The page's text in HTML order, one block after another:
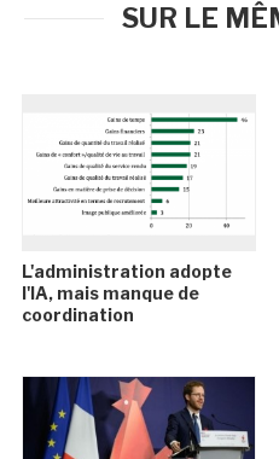
SUR LE
L'administration adopte
l'IA, mais manque de
coordination